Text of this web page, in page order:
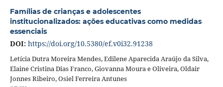
Famílias de crianças e adolescentes
institucionalizados: ações educativas como medidas
essenciais
DOI: https://doi.org/10.5380/ef.v0i32.91238
Letícia Dutra Moreira Mendes, Edilene Aparecida Araújo da Silva,
Elaine Cristina Dias Franco, Giovanna Moura e Oliveira, Oldair
Jonnes Ribeiro, Osiel Ferreira Antunes